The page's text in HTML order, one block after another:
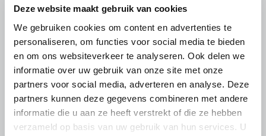
Deze website maakt gebruik van cookies
We gebruiken cookies om content en advertenties te
personaliseren, om functies voor social media te bieden
en om ons websiteverkeer te analyseren. Ook delen we
informatie over uw gebruik van onze site met onze
partners voor social media, adverteren en analyse. Deze
partners kunnen deze gegevens combineren met andere
informatie die u aan ze heeft verstrekt of die ze hebben
verzameld op basis van uw gebruik van hun services. U
LTO LOBBY
6 AUGUSTUS 2026
Kamerlid Goudzwaard (JA21)